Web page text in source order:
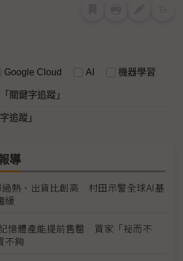
Google Cloud AI 機器學習
關鍵字追蹤」
追蹤」
導
過熱、出貨比創高 村田示警全球AI基
緩
憶體產能提前售罄 買家「祕而不
不夠